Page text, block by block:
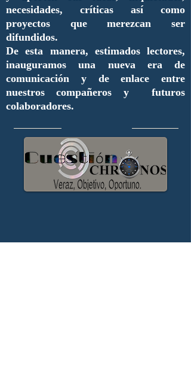
necesidades, críticas así como
proyectos que merezcan ser
difundidos.
De esta manera, estimados lectores,
inauguramos una nueva era de
comunicación y de enlace entre
nuestros compañeros y futuros
colaboradores.